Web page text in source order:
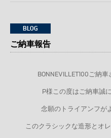
BLOG
ご納車報告
BONNEVILLET100ご納
P様この度はご納車誠
念願のトライアンフが
このクラシックな造形とオ